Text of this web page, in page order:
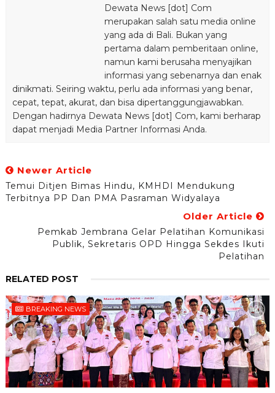
Dewata News [dot] Com
merupakan salah satu media online
yang ada di Bali. Bukan yang
pertama dalam pemberitaan online,
namun kami berusaha menyajikan
informasi yang sebenarnya dan enak
dinikmati. Seiring waktu, perlu ada informasi yang benar,
cepat, tepat, akurat, dan bisa dipertanggungjawabkan.
Dengan hadirnya Dewata News [dot] Com, kami berharap
dapat menjadi Media Partner Informasi Anda.
Newer Article
Temui Ditjen Bimas Hindu, KMHDI Mendukung
Terbitnya PP Dan PMA Pasraman Widyalaya
Older Article
Pemkab Jembrana Gelar Pelatihan Komunikasi
Publik, Sekretaris OPD Hingga Sekdes Ikuti
Pelatihan
RELATED POST
BREAKING NEWS